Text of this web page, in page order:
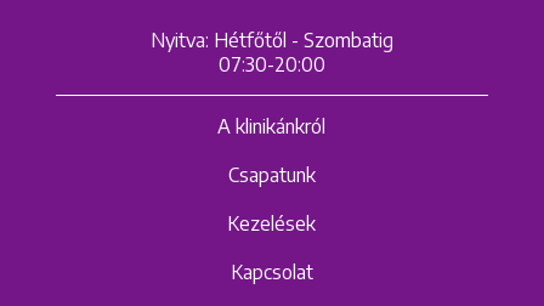
Nyitva: Hétfőtől - Szombatig
07:30-20:00
A klinikánkról
Csapatunk
Kezelések
Kapcsolat